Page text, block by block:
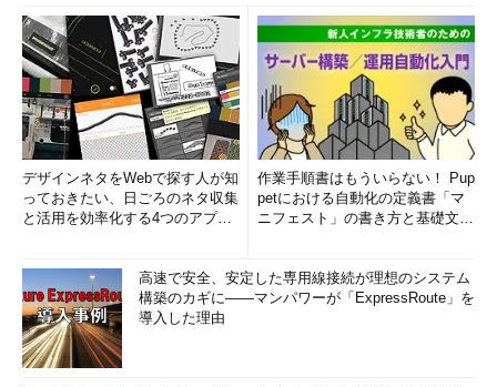
デザインネタをWebで探す人が知
っておきたい、日ごろのネタ収集
と活用を効率化する4つのアプリ
作業手順書はもういらない！ Pup
petにおける自動化の定義書「マ
ニフェスト」の書き方と基礎文法
高速で安全、安定した専用線接続が理想のシステム
構築のカギに――マンパワーが「ExpressRoute」を
導入した理由